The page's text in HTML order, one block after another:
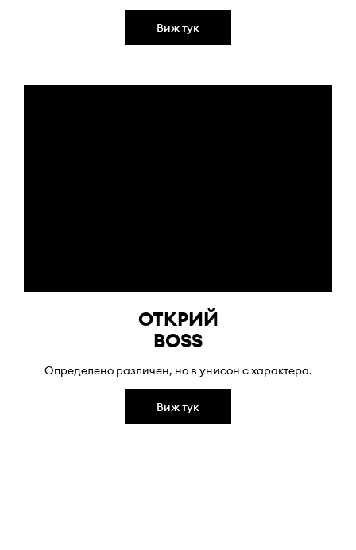
Виж тук
ОТКРИЙ
BOSS
Определено различен, но в унисон с характера.
Виж тук